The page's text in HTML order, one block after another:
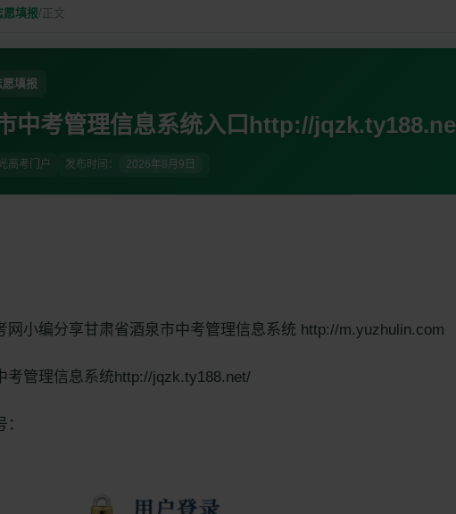
愿填报/ 正文
愿填报
中考管理信息系统入口http://
高考门户 发布时间： 2026年8月9日
网小编分享甘肃省酒泉市中考管理信息系统 http://m.yuzhulin.com
考管理信息系统http://jqzk.ty188.net/
：